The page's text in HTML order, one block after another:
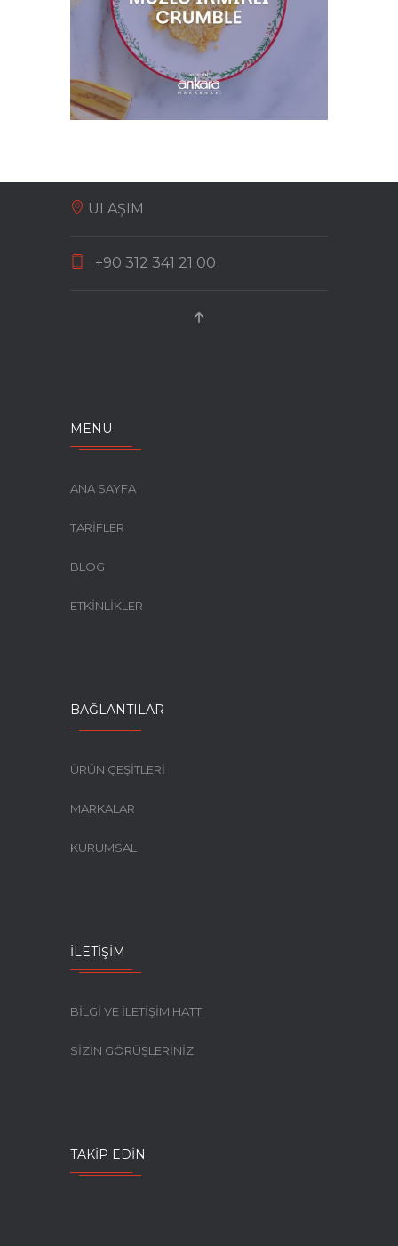
DEREOTLU KREMALI SOMONLU
MAKARNA
ULAŞIM
+90 312 341 21 00
MENÜ
ANA SAYFA
TARİFLER
BLOG
ETKİNLİKLER
BAĞLANTILAR
ÜRÜN ÇEŞİTLERİ
MARKALAR
KURUMSAL
İLETIŞIM
BİLGİ VE İLETİŞİM HATTI
SİZİN GÖRÜŞLERİNİZ
TAKIP EDIN